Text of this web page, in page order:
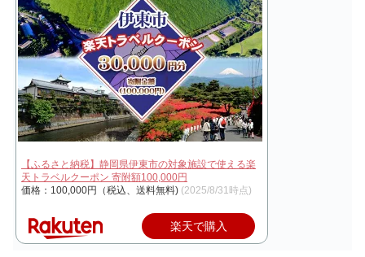
【ふるさと納税】静岡県伊東市の対象施設で使える楽
天トラベルクーポン 寄附額100,000円
価格：100,000円（税込、送料無料) (2025/8/31時点)
楽天で購入